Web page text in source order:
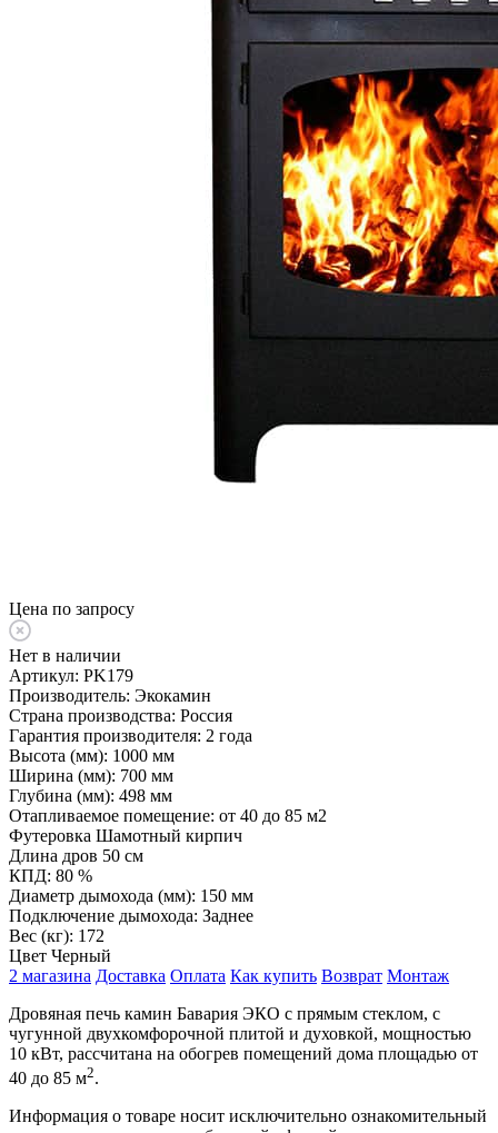
Цена по запросу
Нет в наличии
Артикул: PK179
Производитель: Экокамин
Страна производства: Россия
Гарантия производителя: 2 года
Высота (мм): 1000 мм
Ширина (мм): 700 мм
Глубина (мм): 498 мм
Отапливаемое помещение: от 40 до 85 м2
Футеровка Шамотный кирпич
Длина дров 50 см
КПД: 80 %
Диаметр дымохода (мм): 150 мм
Подключение дымохода: Заднее
Вес (кг): 172
Цвет Черный
2 магазина Доставка Оплата Как купить Возврат Монтаж
Дровяная печь камин Бавария ЭКО с прямым стеклом, с
чугунной двухкомфорочной плитой и духовкой, мощностью
10 кВт, рассчитана на обогрев помещений дома площадью от
40 до 85 м2.
Информация о товаре носит исключительно ознакомительный